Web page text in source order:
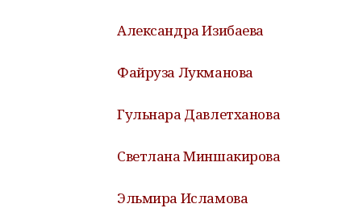
Александра Изибаева
Файруза Лукманова
Гульнара Давлетханова
Светлана Миншакирова
Эльмира Исламова